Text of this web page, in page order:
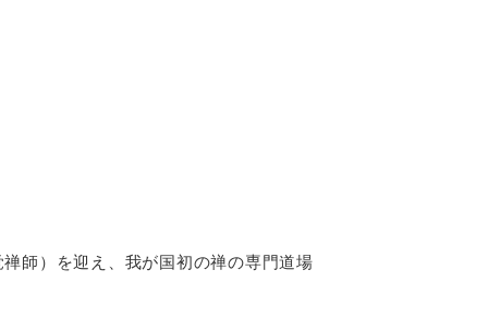
師）を迎え、我が国初の禅の専門道場